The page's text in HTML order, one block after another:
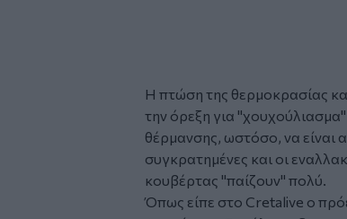
Η πτώση της θερμοκρασίας
την όρεξη για
θέρμανσης, ωστόσο, να είναι
συγκρατημένες και οι
κουβέρτας "παίζουν" πολύ.
Όπως είπε στο Cretalive ο